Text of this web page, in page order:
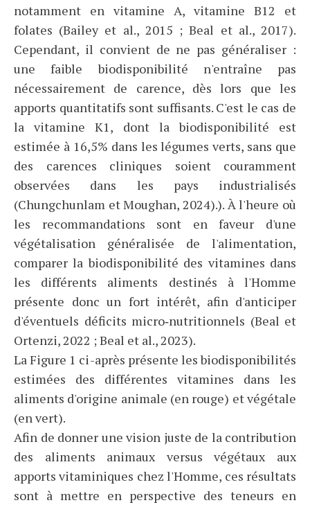
notamment en vitamine A, vitamine B12 et
folates (Bailey et al., 2015 ; Beal et al., 2017).
Cependant, il convient de ne pas généraliser :
une faible biodisponibilité n'entraîne pas
nécessairement de carence, dès lors que les
apports quantitatifs sont suffisants. C'est le cas de
la vitamine K1, dont la biodisponibilité est
estimée à 16,5% dans les légumes verts, sans que
des carences cliniques soient couramment
observées dans les pays industrialisés
(Chungchunlam et Moughan, 2024).). À l'heure où
les recommandations sont en faveur d'une
végétalisation généralisée de l'alimentation,
comparer la biodisponibilité des vitamines dans
les différents aliments destinés à l'Homme
présente donc un fort intérêt, afin d'anticiper
d'éventuels déficits micro‑nutritionnels (Beal et
Ortenzi, 2022 ; Beal et al., 2023).
La Figure 1 ci-après présente les biodisponibilités
estimées des différentes vitamines dans les
aliments d'origine animale (en rouge) et végétale
(en vert).
Afin de donner une vision juste de la contribution
des aliments animaux versus végétaux aux
apports vitaminiques chez l'Homme, ces résultats
sont à mettre en perspective des teneurs en